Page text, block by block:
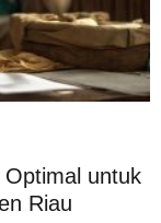
untuk
Riau